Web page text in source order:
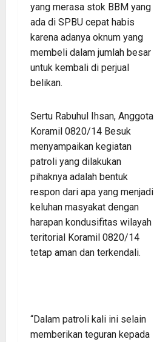
yang merasa stok BBM yang
ada di SPBU cepat habis
karena adanya oknum yang
membeli dalam jumlah besar
untuk kembali di perjual
belikan.
Sertu Rabuhul Ihsan, Anggota
Koramil 0820/14 Besuk
menyampaikan kegiatan
patroli yang dilakukan
pihaknya adalah bentuk
respon dari apa yang menjadi
keluhan masyakat dengan
harapan kondusifitas wilayah
teritorial Koramil 0820/14
tetap aman dan terkendali.
“Dalam patroli kali ini selain
memberikan teguran kepada